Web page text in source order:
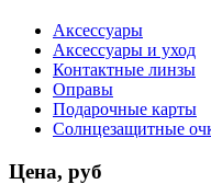
Аксессуары
Аксессуары и уход
Контактные линзы
Оправы
Подарочные карты
Солнцезащитные
Цена, руб